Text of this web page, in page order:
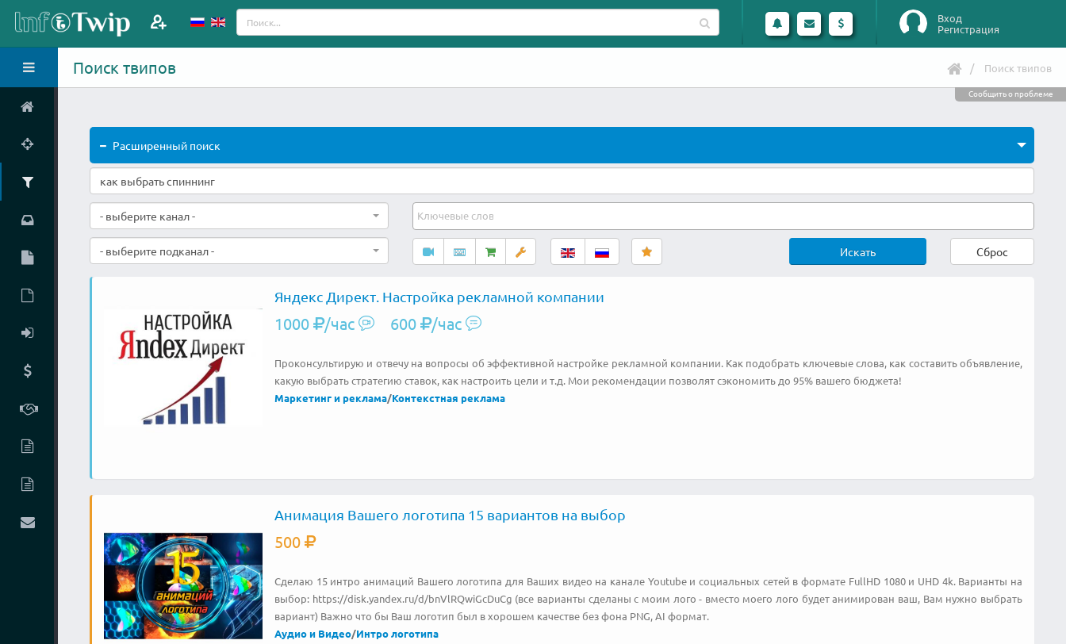
Вход
Регистрация
Поиск твипов Поиск твипов
Сообщить о проблеме
Расширенный поиск
- выберите канал -
- выберите подканал - Искать Сброс
Яндекс Директ. Настройка рекламной компании
1000 /час 600 /час
Проконсультирую и отвечу на вопросы об эффективной настройке рекламной компании. Как подобрать ключевые слова, как составить объявление,
какую выбрать стратегию ставок, как настроить цели и т.д. Мои рекомендации позволят сэкономить до 95% вашего бюджета!
Маркетинг и реклама/Контекстная реклама
Анимация Вашего логотипа 15 вариантов на выбор
500
Сделаю 15 интро анимаций Вашего логотипа для Ваших видео на канале Youtube и социальных сетей в формате FullHD 1080 и UHD 4k. Варианты на
выбор: https://disk.yandex.ru/d/bnVlRQwiGcDuCg (все варианты сделаны с моим лого - вместо моего лого будет анимирован ваш, Вам нужно выбрать
вариант) Важно что бы Ваш логотип был в хорошем качестве без фона PNG, AI формат.
Аудио и Видео/Интро логотипа